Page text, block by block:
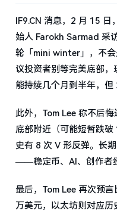
IF9.CN 消息，2 月 15 日
始人 Farokh Sarmad 采
轮「mini winter」，不
议投资者别等完美底部
能持续几个月到半年，但
此外，Tom Lee 称不后
底部附近（可能短暂跌
史有 8 次 V 形反弹。长
——稳定币、AI、创作者
最后，Tom Lee 再次预
万美元，以太坊则对应历